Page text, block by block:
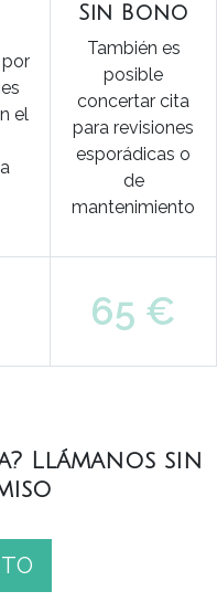
el
Sin Bono
También es
posible
concertar cita
para revisiones
esporádicas o
de
mantenimiento
65 €
Llámanos sin